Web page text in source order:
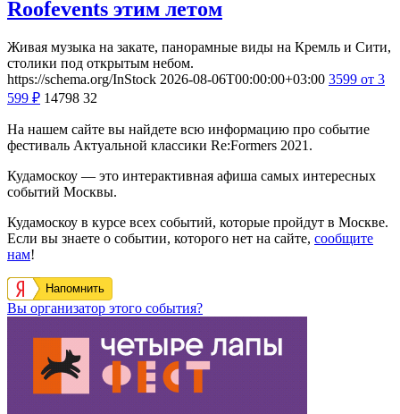
Roofevents этим летом
Живая музыка на закате, панорамные виды на Кремль и Сити,
столики под открытым небом.
https://schema.org/InStock 2026-08-06T00:00:00+03:00 3599 от 3
599 ₽ 14798 32
На нашем сайте вы найдете всю информацию про событие
фестиваль Актуальной классики Re:Formers 2021.
Кудамоскоу — это интерактивная афиша самых интересных
событий Москвы.
Кудамоскоу в курсе всех событий, которые пройдут в Москве.
Если вы знаете о событии, которого нет на сайте, сообщите
нам!
Напомнить
Вы организатор этого события?